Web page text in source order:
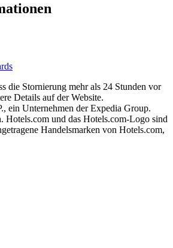
die Stornierung mehr als 24 Stunden vor
Details auf der Website.
ein Unternehmen der Expedia Group.
Hotels.com und das Hotels.com-Logo sind
Handelsmarken von Hotels.com,